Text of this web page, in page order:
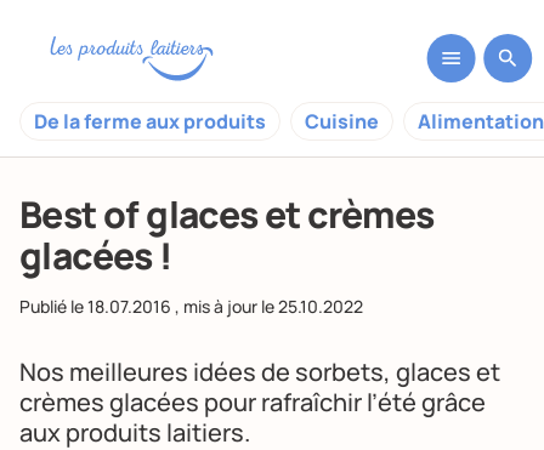
De la ferme aux produits Cuisine
Best of glaces et crèmes
glacées !
Publié le18.07.2016 , mis à jour le25.10.2022
Nos meilleures idées de sorbets, glaces et
crèmes glacées pour rafraîchir l’été grâce
aux produits laitiers.